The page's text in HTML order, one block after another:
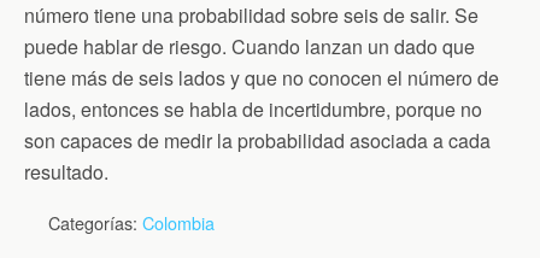
número tiene una probabilidad sobre seis de salir. Se
puede hablar de riesgo. Cuando lanzan un dado que
tiene más de seis lados y que no conocen el número de
lados, entonces se habla de incertidumbre, porque no
son capaces de medir la probabilidad asociada a cada
resultado.
Categorías: Colombia